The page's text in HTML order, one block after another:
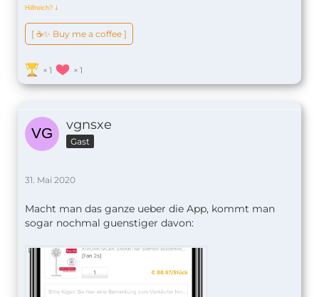
Hilfreich? ↆ
[ ☕️✨ Buy me a coffee ]
1 1
vgnsxe
Gast
31. Mai 2020
Macht man das ganze ueber die App, kommt man
sogar nochmal guenstiger davon: